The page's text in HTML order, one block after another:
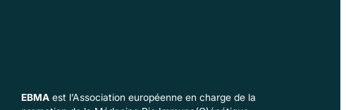
EBMAest l’Association européenne en charge de la